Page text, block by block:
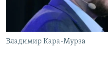
ПОБЕДИТЕЛЕЙ НЕ СУДЯТ?
КРЫМ.НЕПОКОРЕННЫЙ
ELIFBE
ПРИСОЕДИНЯЙТЕСЬ!
Владимир Кара-Мурза